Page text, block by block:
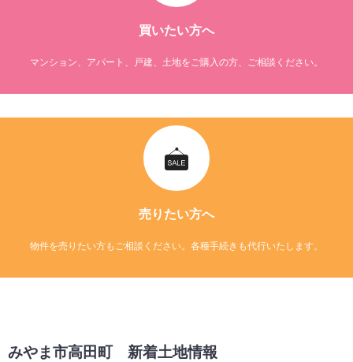
買いたい方へ
マンション、アパート、戸建、土地をご購入の方、ご相談ください。
売りたい方へ
物件を売りたい方もご相談ください。各種手続きも代行いたします。
みやま市高田町 新着土地情報